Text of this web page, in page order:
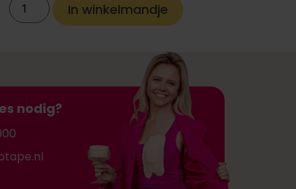
In winkelmandje
nodig?